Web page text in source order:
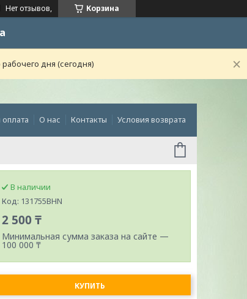
Корзина
Нет отзывов,
дня (сегодня)
О нас Контакты Условия возврата
В наличии
Код: 131755BHN
2 500 ₸
Минимальная сумма заказа на сайте —
100 000 ₸
КУПИТЬ